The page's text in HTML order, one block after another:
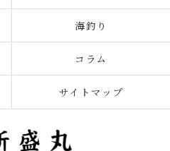
海釣り
コラム
サイトマップ